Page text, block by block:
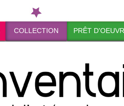
COLLECTION PRÊT